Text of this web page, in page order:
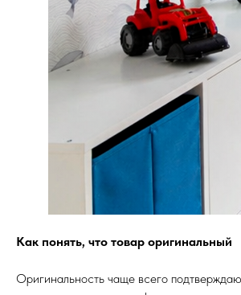
Как понять, что товар оригинальный
Оригинальность чаще всего